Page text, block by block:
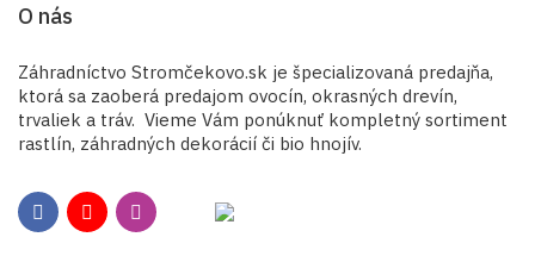
O nás
Záhradníctvo Stromčekovo.sk je špecializovaná predajňa,
ktorá sa zaoberá predajom ovocín, okrasných drevín,
trvaliek a tráv. Vieme Vám ponúknuť kompletný sortiment
rastlín, záhradných dekorácií či bio hnojív.